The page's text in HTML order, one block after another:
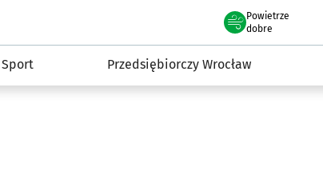
Powietrze
we Wrocławiu
dobre
Sport Przedsiębiorczy Wrocław